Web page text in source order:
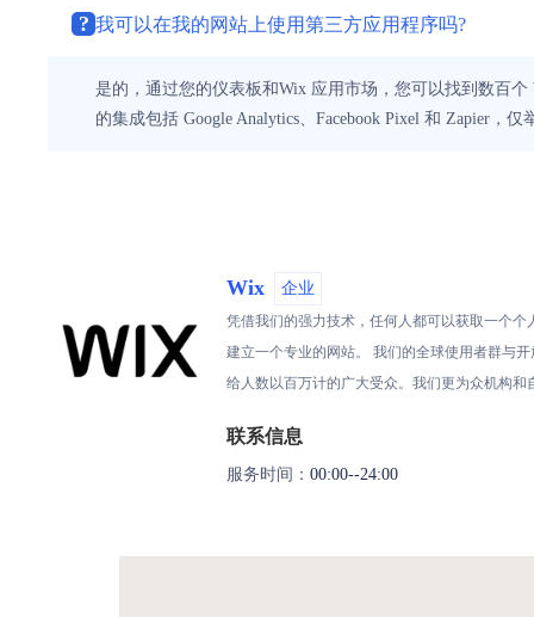
? 我可以在我的网站上使用第三方应用程序吗?
是的，通过您的仪表板和Wix 应用市场，您可以找到数百
的集成包括 Google Analytics、Facebook Pixel 和 Zapier，仅
Wix 企业
凭借我们的强力技术，任何人都可以获取一个
建立一个专业的网站。 我们的全球使用者群与
给人数以百万计的广大受众。我们更为众机构
联系信息
服务时间： 00:00--24:00